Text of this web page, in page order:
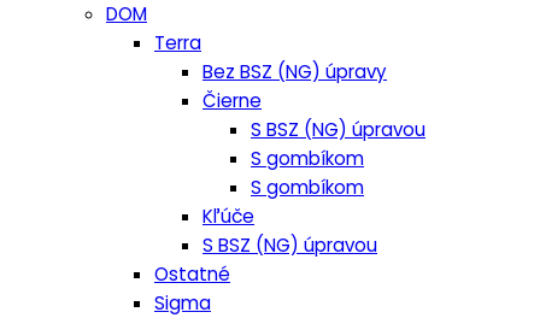
DOM
Terra
Bez BSZ (NG) úpravy
Čierne
S BSZ (NG) úpravou
S gombíkom
S gombíkom
Kľúče
S BSZ (NG) úpravou
Ostatné
Sigma